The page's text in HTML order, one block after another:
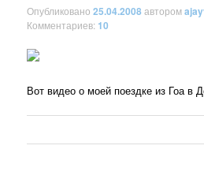
Опубликовано25.04.2008автором
Комментариев: 10
Вот видео о моей поездке из Гоа в